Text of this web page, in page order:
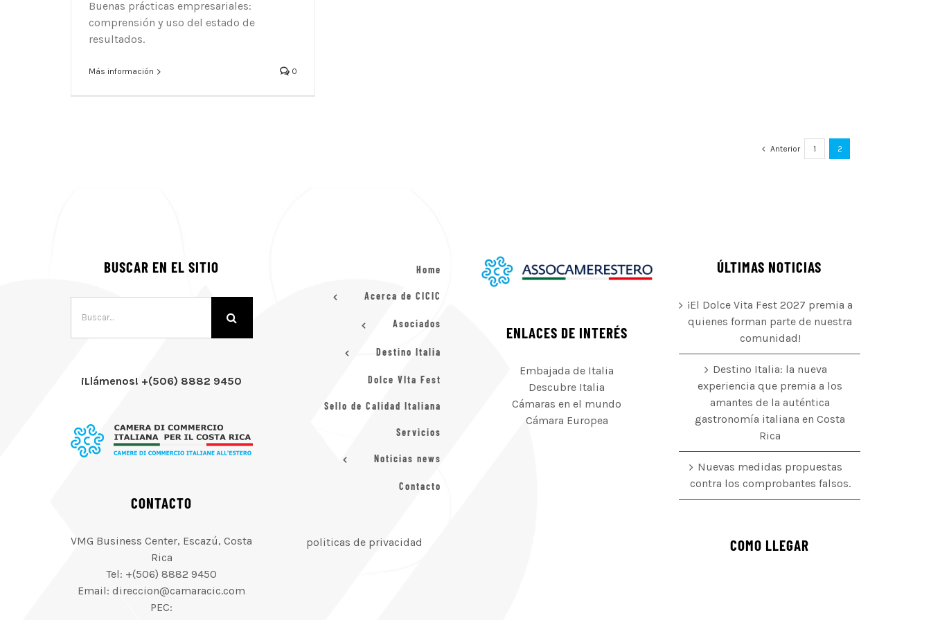
Buenas prácticas empresariales:
comprensión y uso del estado de
resultados.
Más información 0
Anterior 1 2
BUSCAR EN EL SITIO
¡Llámenos! +(506) 8882 9450
CONTACTO
VMG Business Center, Escazú, Costa
Rica
Tel: +(506) 8882 9450
Email: direccion@camaracic.com
PEC:
Home
Acerca de CICIC
Asociados
Destino Italia
Dolce VIta Fest
Sello de Calidad Italiana
Servicios
Noticias news
Contacto
politicas de privacidad
ENLACES DE INTERÉS
Embajada de Italia
Descubre Italia
Cámaras en el mundo
Cámara Europea
ÚLTIMAS NOTICIAS
¡El Dolce Vita Fest 2027 premia a
quienes forman parte de nuestra
comunidad!
Destino Italia: la nueva
experiencia que premia a los
amantes de la auténtica
gastronomía italiana en Costa
Rica
Nuevas medidas propuestas
contra los comprobantes falsos.
COMO LLEGAR